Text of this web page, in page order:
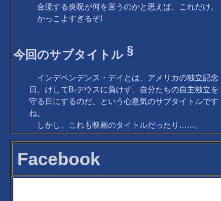
合流する炎呪が何を言うのかと思えば、これだけ。
かっこよすぎるぞ!
今回のサブタイトル §
インデペンデンス・デイとは、アメリカの独立記念
日。けしてB-デウスに負けず、自分たちの自主独立を
守る日にするのだ、という心意気のサブタイトルです
ね。
しかし、これも映画のタイトルだったり……。
Facebook